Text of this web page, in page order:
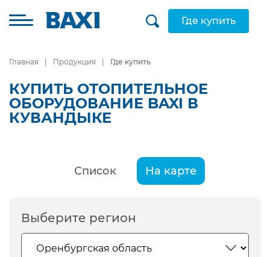
Где купить
Главная Продукция Где купить
КУПИТЬ ОТОПИТЕЛЬНОЕ
ОБОРУДОВАНИЕ BAXI В
КУВАНДЫКЕ
Список На карте
Выберите регион